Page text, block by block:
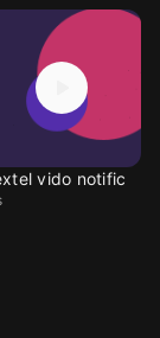
vido notific